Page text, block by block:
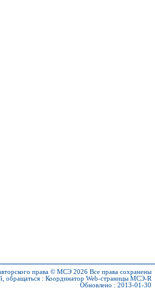
права © МСЭ 2026 Все права сохранены
обращаться : Координатор Web-страницы МСЭ-R
Обновлено : 2013-01-30